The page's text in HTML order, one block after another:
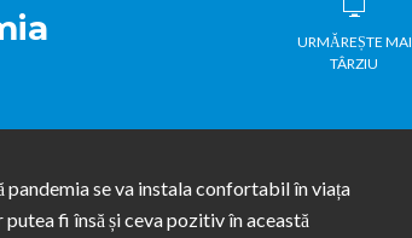
URMĂREȘTE MAI
TÂRZIU
pandemia se va instala confortabil în viața
fi însă și ceva pozitiv în această